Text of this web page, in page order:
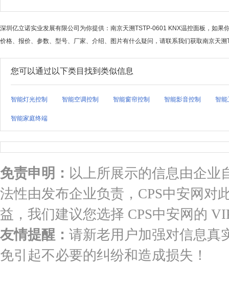
深圳亿立诺实业发展有限公司为你提供：南京天溯TSTP-0601 KNX温控面板，如
价格、报价、参数、型号、厂家、介绍、图片有什么疑问，请联系我们获取南京天
您可以通过以下类目找到类似信息
智能灯光控制 智能空调控制 智能窗帘控制 智能影音控制 智能
智能家庭终端
免责申明： 以上所展示的信息由企业
法性由发布企业负责，CPS中安网对
益，我们建议您选择 CPS中安网的
友情提醒： 请新老用户加强对信息真
免引起不必要的纠纷和造成损失！